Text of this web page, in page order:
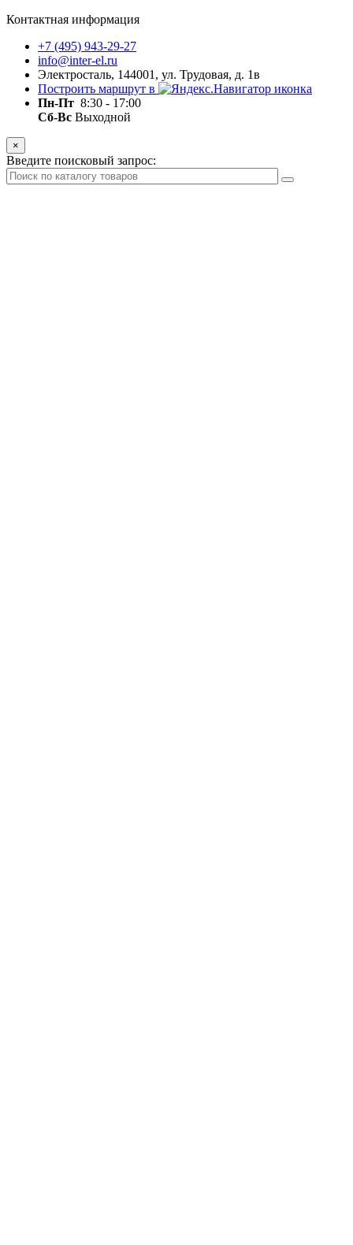
Контактная информация
+7 (495) 943-29-27
info@inter-el.ru
Электросталь, 144001, ул. Трудовая, д. 1в
Построить маршрут в
Пн-Пт 8:30 - 17:00
Сб-Вс Выходной
×
Введите поисковый запрос: